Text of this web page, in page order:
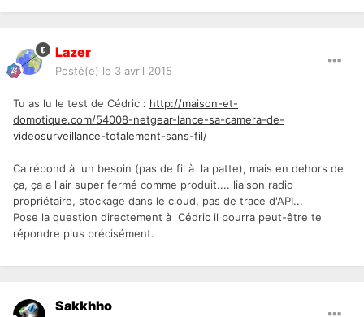
Lazer
Posté(e) le 3 avril 2015
Tu as lu le test de Cédric : http://maison-et-
domotique.com/54008-netgear-lance-sa-camera-de-
videosurveillance-totalement-sans-fil/
Ca répond à un besoin (pas de fil à la patte), mais en dehors de
ça, ça a l'air super fermé comme produit.... liaison radio
propriétaire, stockage dans le cloud, pas de trace d'API...
Pose la question directement à Cédric il pourra peut-être te
répondre plus précisément.
Sakkhho